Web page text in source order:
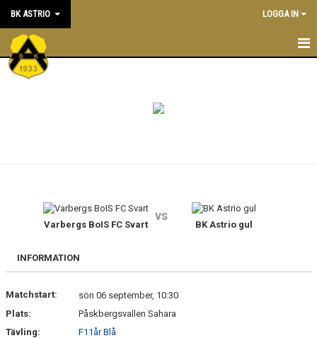
BK ASTRIO LOGGA IN
HEM
MATCHER
BLI MEDLEM
SÖNDRUMS IP
Varbergs BoIS FC Svart
vs
BK Astrio gul
INFORMATION
Matchstart:
sön 06 september, 10:30
Plats:
Påskbergsvallen Sahara
Tävling:
F11år Blå